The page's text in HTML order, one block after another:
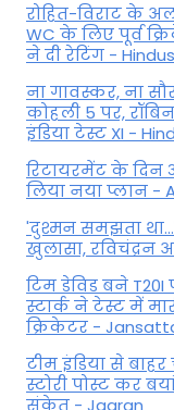
रोहित-विराट के
WC के लिए पूर्व
ने दी रेटिंग -
ना गावस्कर, ना
कोहली 5 पर,
इंडिया टेस्ट XI -
रिटायरमेंट के दिन
लिया नया प्लान -
'दुश्मन समझता
खुलासा, रव‍िचंद्रन
टिम डेविड बने
स्टार्क ने टेस्ट में
क्रिकेटर -
टीम इंडिया से
स्टोरी पोस्ट कर
संकेत - Jagran